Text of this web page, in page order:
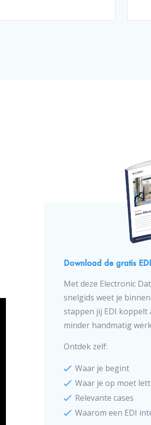
Download de gratis
Met deze Electronic
snelgids weet je
stappen jij EDI koppelt
minder handmatig
Ontdek zelf:
Waar je begint
Waar je op moet
Relevante cases
Waarom een EDI